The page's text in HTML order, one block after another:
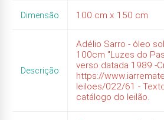
Dimensão 100 cm x 150 cm
Descrição
Adélio Sarro - óleo
100cm "Luzes do
verso datada 1989 -
https://
leiloes/022/61 -
catálogo do leilão.